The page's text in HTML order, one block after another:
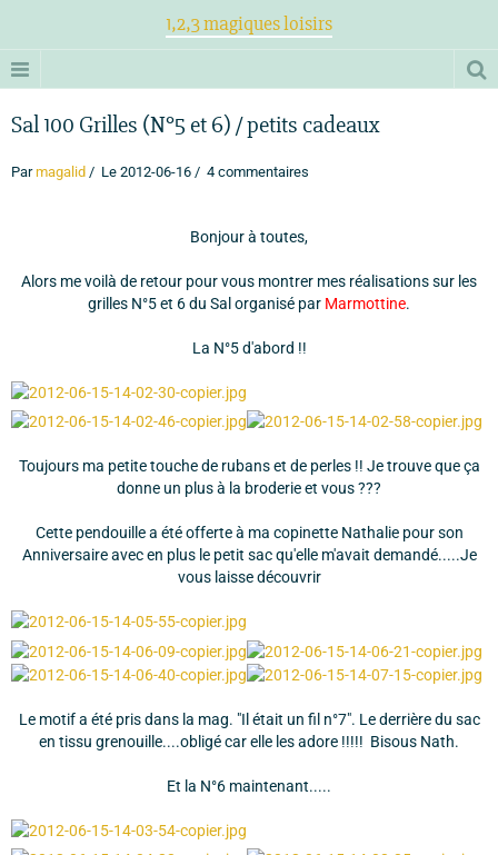
1,2,3 magiques loisirs
Sal 100 Grilles (N°5 et 6) / petits cadeaux
Parmagalid Le 2012-06-16 4 commentaires
Bonjour à toutes,
Alors me voilà de retour pour vous montrer mes réalisations sur les
grilles N°5 et 6 du Sal organisé par Marmottine.
La N°5 d'abord !!
Toujours ma petite touche de rubans et de perles !! Je trouve que ça
donne un plus à la broderie et vous ???
Cette pendouille a été offerte à ma copinette Nathalie pour son
Anniversaire avec en plus le petit sac qu'elle m'avait demandé.....Je
vous laisse découvrir
Le motif a été pris dans la mag. "Il était un fil n°7". Le derrière du sac
en tissu grenouille....obligé car elle les adore !!!!! Bisous Nath.
Et la N°6 maintenant.....